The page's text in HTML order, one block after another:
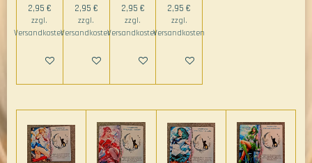
2,95 €
zzgl.
Versandkosten
In den Warenkorb
2,95 €
zzgl.
Versandkosten
In den Warenkorb
2,95 €
zzgl.
Versandkosten
In den Warenkorb
2,95 €
zzgl.
Versandkosten
In den Warenkorb